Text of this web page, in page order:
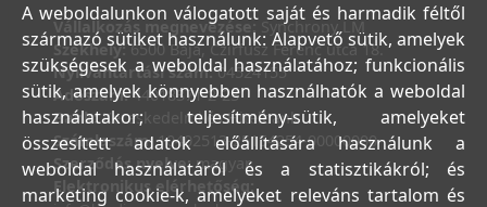
Vállalkozás megnevezése: Synchrony LM
Székhely:6500 Baja, Czirfusz Ferenc utca 18.
Nyilvántartási szám:04524155
Adószám:44018371-2-23
Bank:Kereskedelmi és Hitelbank
Számlaszám:10402513-25154254-00000000
Szerződés nyelve:magyar
Elektronikus elérhetőség:
A weboldalunkon válogatott saját és harmadik féltől
származó sütiket használunk: Alapvető sütik, amelyek
szükségesek a weboldal használatához; funkcionális
sütik, amelyek könnyebben használhatók a weboldal
használatakor; teljesítmény-sütik, amelyeket
összesített adatok előállítására használunk a
weboldal használatáról és a statisztikákról; és
marketing cookie-k, amelyeket releváns tartalom és